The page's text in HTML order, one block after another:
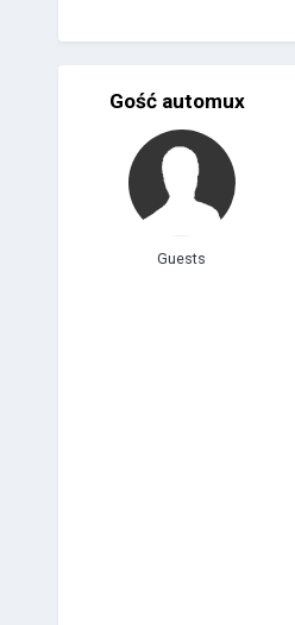
Gość automux
Guests